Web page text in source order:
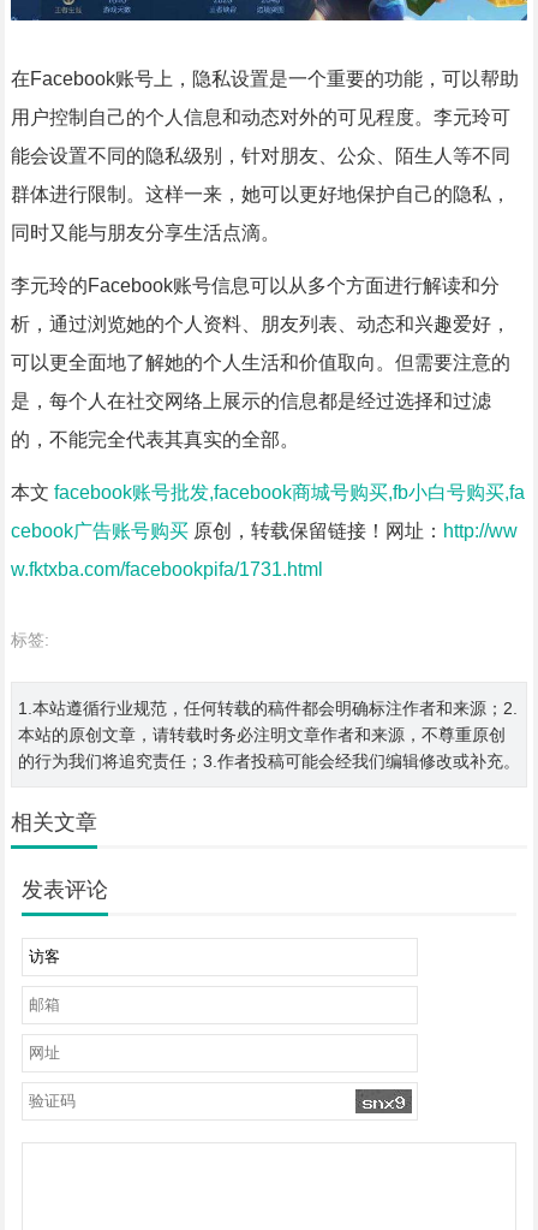
在Facebook账号上，隐私设置是一个重要的功能，可以帮助
用户控制自己的个人信息和动态对外的可见程度。李元玲可
能会设置不同的隐私级别，针对朋友、公众、陌生人等不同
群体进行限制。这样一来，她可以更好地保护自己的隐私，
同时又能与朋友分享生活点滴。
李元玲的Facebook账号信息可以从多个方面进行解读和分
析，通过浏览她的个人资料、朋友列表、动态和兴趣爱好，
可以更全面地了解她的个人生活和价值取向。但需要注意的
是，每个人在社交网络上展示的信息都是经过选择和过滤
的，不能完全代表其真实的全部。
本文 facebook账号批发,facebook商城号购买,fb小白号购买,fa
cebook广告账号购买原创，转载保留链接！网址： http://ww
w.fktxba.com/facebookpifa/1731.html
标签:
1.本站遵循行业规范，任何转载的稿件都会明确标注作者和来源；2.
本站的原创文章，请转载时务必注明文章作者和来源，不尊重原创
的行为我们将追究责任；3.作者投稿可能会经我们编辑修改或补充。
相关文章
发表评论